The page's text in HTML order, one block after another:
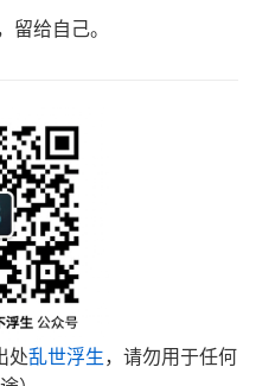
留给自己。
处乱世浮生，请勿用于任何